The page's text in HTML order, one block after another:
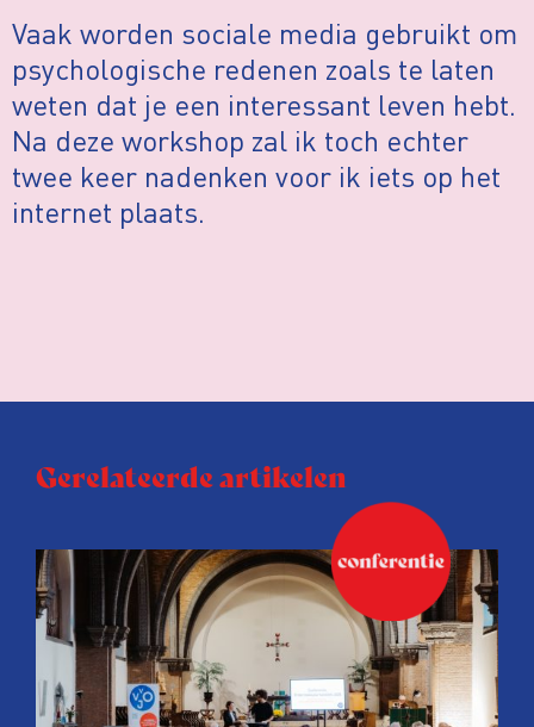
Vaak worden sociale media gebruikt om
psychologische redenen zoals te laten
weten dat je een interessant leven hebt.
Na deze workshop zal ik toch echter
twee keer nadenken voor ik iets op het
internet plaats.
Gerelateerde artikelen